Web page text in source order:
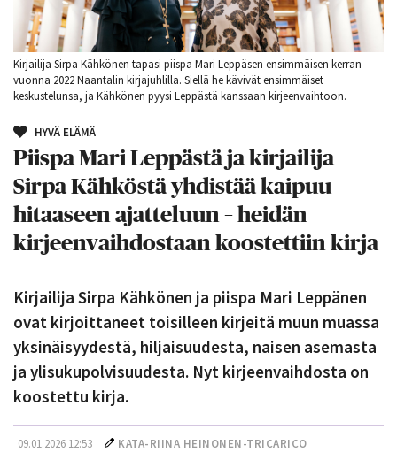
Kirjailija Sirpa Kähkönen tapasi piispa Mari Leppäsen ensimmäisen kerran
vuonna 2022 Naantalin kirjajuhlilla. Siellä he kävivät ensimmäiset
keskustelunsa, ja Kähkönen pyysi Leppästä kanssaan kirjeenvaihtoon.
HYVÄ ELÄMÄ
Piispa Mari Leppästä ja kirjailija
Sirpa Kähköstä yhdistää kaipuu
hitaaseen ajatteluun – heidän
kirjeenvaihdostaan koostettiin kirja
Kirjailija Sirpa Kähkönen ja piispa Mari Leppänen
ovat kirjoittaneet toisilleen kirjeitä muun muassa
yksinäisyydestä, hiljaisuudesta, naisen asemasta
ja ylisukupolvisuudesta. Nyt kirjeenvaihdosta on
koostettu kirja.
09.01.2026 12:53
KATA-RIINA HEINONEN-TRICARICO